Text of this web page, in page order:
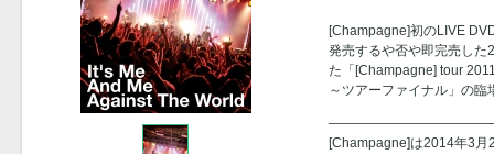
[Champagne]初のLIVE
発売するや否や即完売し
た「[Champagne] tour
～ツアーファイナル」の
[Champagne]は2014年3月